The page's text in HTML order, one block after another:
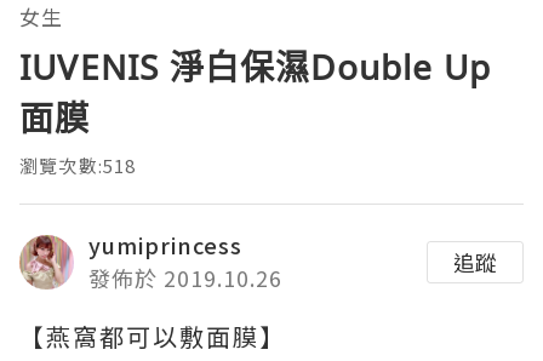
女生
IUVENIS 淨白保濕Double Up
面膜
瀏覽次數:518
yumiprincess
發佈於 2019.10.26
追蹤
【燕窩都可以敷面膜】